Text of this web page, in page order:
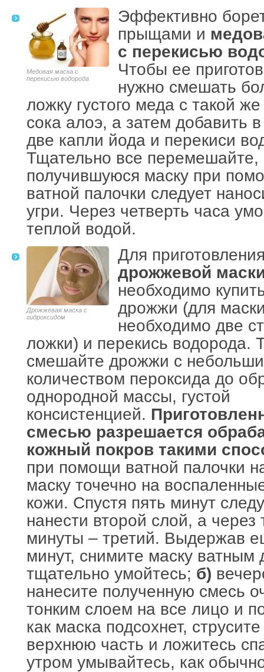
Медовая маска с
перекисью водорода
Эффективно
прыщами и
с перекисью
Чтобы ее
нужно смешать
ложку густого меда с такой
сока алоэ, а затем добавить
две капли йода и перекиси
Тщательно все перемешайте,
получившуюся маску при
ватной палочки следует
угри. Через четверть часа
теплой водой.
Дрожжевая маска с
гидроксидом
Для
дрожжевой
необходимо
дрожжи (для
необходимо две
ложки) и перекись водорода.
смешайте дрожжи с
количеством пероксида до
однородной массы, густой
консистенцией.
смесью разрешается
кожный покров такими
при помощи ватной палочки
маску точечно на
кожи. Спустя пять минут
нанести второй слой, а через
минуты – третий. Выдержав
минут, снимите маску ватным
тщательно умойтесь; б)
нанесите полученную смесь
тонким слоем на все лицо и
как маска подсохнет,
верхнюю часть и ложитесь
утром умывайтесь, как